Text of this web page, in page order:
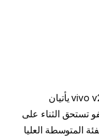
هاتف Vivo V21 والأخ الأصغر له وهو vivo v21e يأتيان
تستحق الثناء على
المتوسطة العليا